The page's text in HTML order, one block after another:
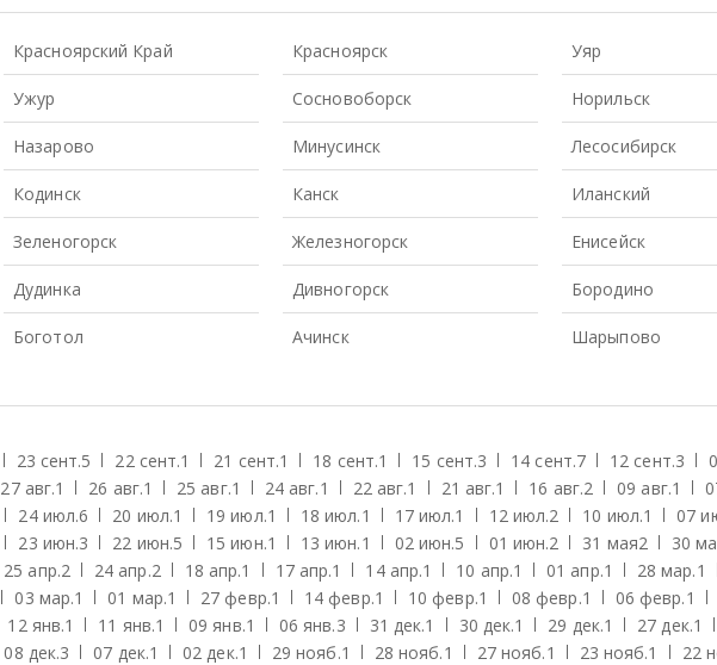
Красноярский Край
Ужур
Назарово
Кодинск
Зеленогорск
Дудинка
Боготол
Красноярск
Сосновоборск
Минусинск
Канск
Железногорск
Дивногорск
Ачинск
Уяр
Норильск
Лесосибирск
Иланский
Енисейск
Бородино
Шарыпово
23 сент.5 22 сент.1 21 сент.1 18 сент.1 15 сент.3 14 сент.7 12 сент.3
27 авг.1 26 авг.1 25 авг.1 24 авг.1 22 авг.1 21 авг.1 16 авг.2 09 авг.1
24 июл.6 20 июл.1 19 июл.1 18 июл.1 17 июл.1 12 июл.2 10 июл.1 07
23 июн.3 22 июн.5 15 июн.1 13 июн.1 02 июн.5 01 июн.2 31 мая2 30
25 апр.2 24 апр.2 18 апр.1 17 апр.1 14 апр.1 10 апр.1 01 апр.1 28 мар.1
03 мар.1 01 мар.1 27 февр.1 14 февр.1 10 февр.1 08 февр.1 06 февр.1
12 янв.1 11 янв.1 09 янв.1 06 янв.3 31 дек.1 30 дек.1 29 дек.1 27 дек.1
08 дек.3 07 дек.1 02 дек.1 29 нояб.1 28 нояб.1 27 нояб.1 23 нояб.1 22